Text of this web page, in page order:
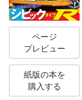
ページ
プレビュー
紙版の本を
購入する